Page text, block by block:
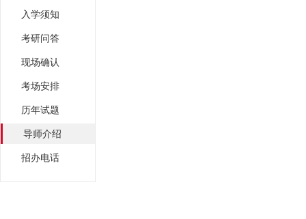
入学须知
考研问答
现场确认
考场安排
历年试题
导师介绍
招办电话